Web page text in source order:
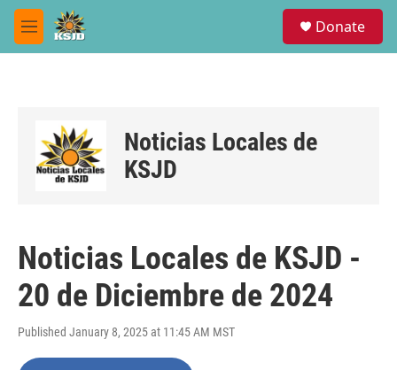
Skip to main content
M
e
Donate
Noticias Locales de
KSJD
Noticias Locales de KSJD -
20 de Diciembre de 2024
Published January 8, 2025 at 11:45 AM MST